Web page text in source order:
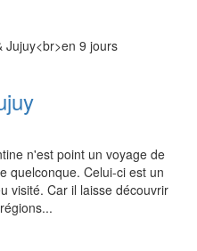
n'est point un voyage de
quelconque. Celui-ci est un
visité. Car il laisse découvrir